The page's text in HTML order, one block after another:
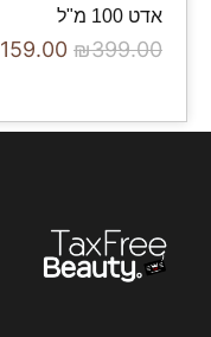
אדט 100 מ"ל
₪399.00
159.00